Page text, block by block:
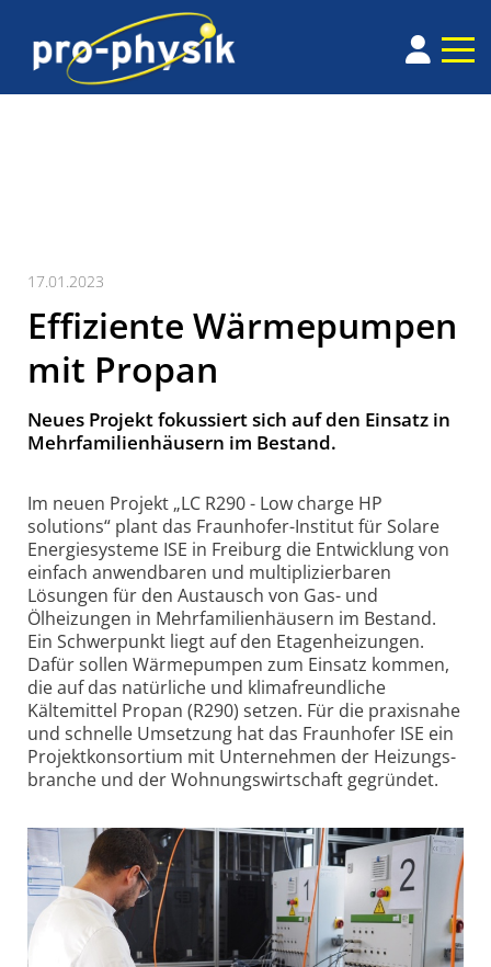
17.01.2023
Effiziente Wärmepumpen
mit Propan
Neues Projekt fokussiert sich auf den Einsatz in
Mehrfamilienhäusern im Bestand.
Im neuen Projekt „LC R290 - Low charge HP
solutions“ plant das Fraunhofer-Institut für Solare
Energiesysteme ISE in Freiburg die Entwicklung von
einfach anwendbaren und multi­plizierbaren
Lösungen für den Austausch von Gas- und
Ölheizungen in Mehrfamilienhäusern im Bestand.
Ein Schwerpunkt liegt auf den Etagenheizungen.
Dafür sollen Wärmepumpen zum Einsatz kommen,
die auf das natürliche und klima­freundliche
Kältemittel Propan (R290) setzen. Für die praxisnahe
und schnelle Umsetzung hat das Fraunhofer ISE ein
Projekt­konsortium mit Unternehmen der Heizungs­
branche und der Wohnungs­wirtschaft gegründet.